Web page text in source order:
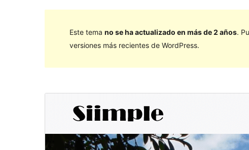
Este tema no se ha actualizado en más de 2 años.
versiones más recientes de WordPress.